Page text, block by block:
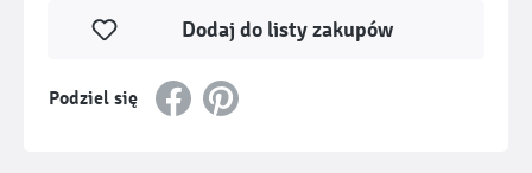
Podziel się
Dodaj do listy zakupów